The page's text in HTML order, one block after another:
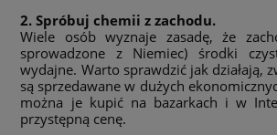
2. Spróbuj chemii z zachodu.
Wiele osób wyznaje zasadę, że
sprowadzone z Niemiec) środki
wydajne. Warto sprawdzić jak działają,
są sprzedawane w dużych
można je kupić na bazarkach i w
przystępną cenę.